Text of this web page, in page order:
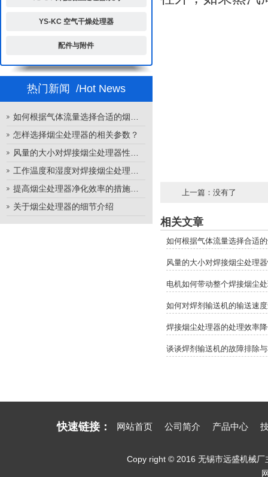
YS-KC 空气干燥处理器
配件与附件
热门新闻 /Hot News
怎样选择烟尘处理器的相关参数？
关于烟尘处理器的细节介绍
上一篇：没有了
相关文章
如何根据气体流量选择合适
风量的大小对焊接烟尘处理
电机如何带动整个焊接烟尘
如何对焊剂输送机的输送速
焊接烟尘处理器的处理效率
谈谈焊剂输送机的故障排除
快速链接： 网站首页 公司简介 产品中心
Copy right © 2016 无锡市远盛机械